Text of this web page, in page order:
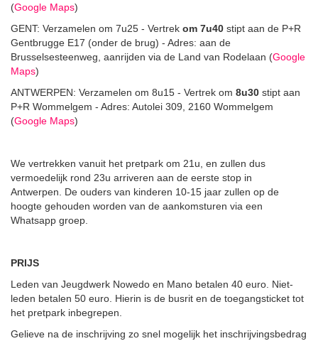
(Google Maps)
GENT: Verzamelen om 7u25 - Vertrek om 7u40 stipt aan de P+R
Gentbrugge E17 (onder de brug) - Adres: aan de
Brusselsesteenweg, aanrijden via de Land van Rodelaan (Google
Maps)
ANTWERPEN: Verzamelen om 8u15 - Vertrek om 8u30 stipt aan
P+R Wommelgem - Adres: Autolei 309, 2160 Wommelgem
(Google Maps)
We vertrekken vanuit het pretpark om 21u, en zullen dus
vermoedelijk rond 23u arriveren aan de eerste stop in
Antwerpen. De ouders van kinderen 10-15 jaar zullen op de
hoogte gehouden worden van de aankomsturen via een
Whatsapp groep.
PRIJS
Leden van Jeugdwerk Nowedo en Mano betalen 40 euro. Niet-
leden betalen 50 euro. Hierin is de busrit en de toegangsticket tot
het pretpark inbegrepen.
Gelieve na de inschrijving zo snel mogelijk het inschrijvingsbedrag